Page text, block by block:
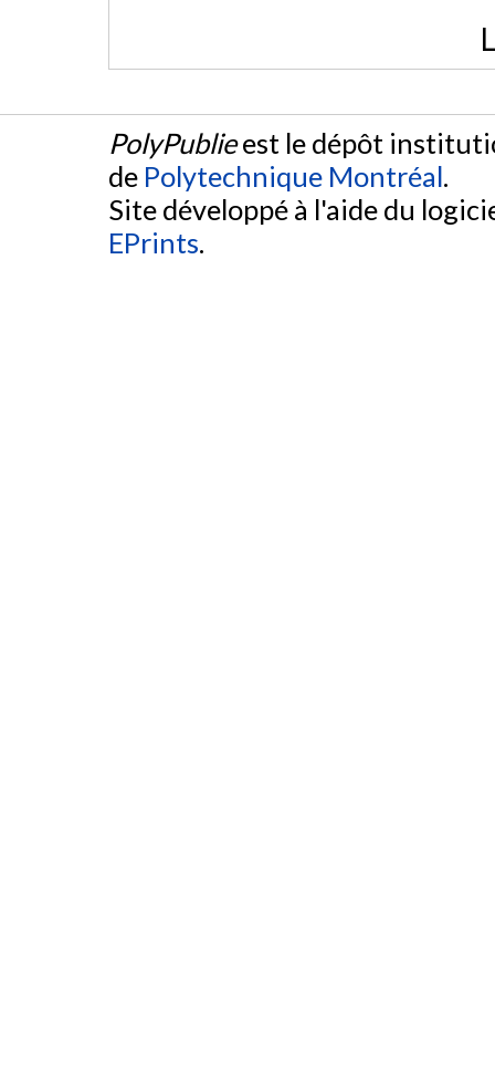
PolyPublieest le dépôt
de Polytechnique Montréal.
Site développé à l'aide du
EPrints.